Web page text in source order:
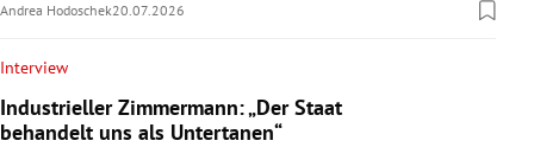
Andrea Hodoschek20.07.2026
Interview
Industrieller Zimmermann: „Der Staat
behandelt uns als Untertanen“